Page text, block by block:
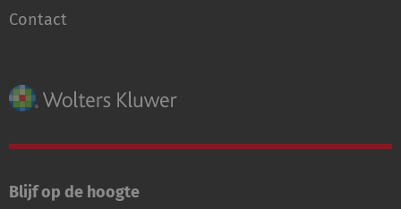
Contact
Blijf op de hoogte